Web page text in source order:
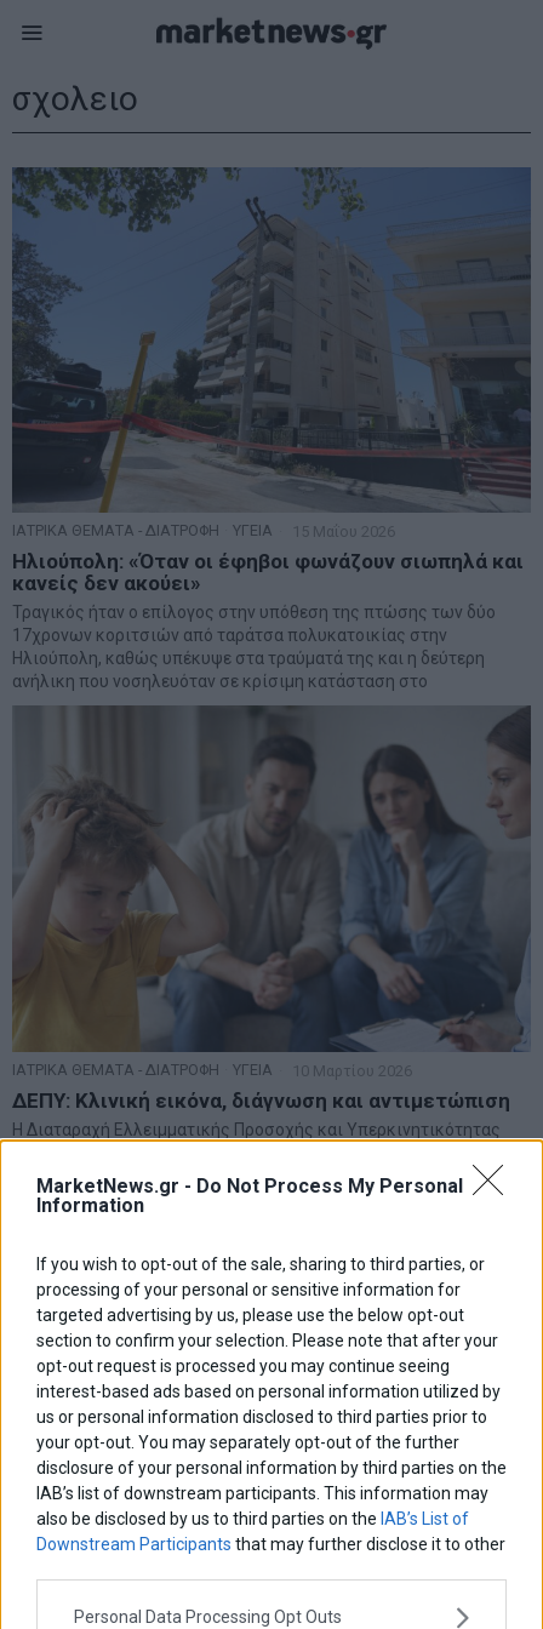
MarketNews.gr - Do Not Process My Personal
Information
If you wish to opt-out of the sale, sharing to third parties, or
processing of your personal or sensitive information for
targeted advertising by us, please use the below opt-out
section to confirm your selection. Please note that after your
opt-out request is processed you may continue seeing
interest-based ads based on personal information utilized by
us or personal information disclosed to third parties prior to
your opt-out. You may separately opt-out of the further
disclosure of your personal information by third parties on the
IAB’s list of downstream participants. This information may
also be disclosed by us to third parties on the IAB’s List of
Downstream Participants that may further disclose it to other
Personal Data Processing Opt Outs
σχολειο
ΙΑΤΡΙΚΑ ΘΕΜΑΤΑ - ΔΙΑΤΡΟΦΗ ΥΓΕΙΑ 15 Μαΐου 2026
Ηλιούπολη: «Όταν οι έφηβοι φωνάζουν σιωπηλά και
κανείς δεν ακούει»
Τραγικός ήταν ο επίλογος στην υπόθεση της πτώσης των δύο
17χρονων κοριτσιών από ταράτσα πολυκατοικίας στην
Ηλιούπολη, καθώς υπέκυψε στα τραύματά της και η δεύτερη
ανήλικη που νοσηλευόταν σε κρίσιμη κατάσταση στο
ΙΑΤΡΙΚΑ ΘΕΜΑΤΑ - ΔΙΑΤΡΟΦΗ ΥΓΕΙΑ 10 Μαρτίου 2026
ΔΕΠΥ: Κλινική εικόνα, διάγνωση και αντιμετώπιση
Η Διαταραχή Ελλειμματικής Προσοχής και Υπερκινητικότητας
διαταραχές της παιδικής ηλικίας, η οποία συχνά συνεχίζει να
επηρεάζει το άτομο και στην εφηβεία ή την ενήλικη